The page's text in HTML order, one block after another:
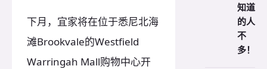
下月，宜家将在位于悉尼北海
滩Brookvale的Westfield
Warringah Mall购物中心开
知道
的人
不
多！